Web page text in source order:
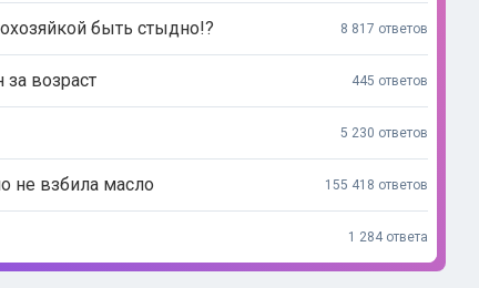
быть стыдно!? 8 817 ответов
возраст 445 ответов
5 230 ответов
не взбила масло 155 418 ответов
1 284 ответа